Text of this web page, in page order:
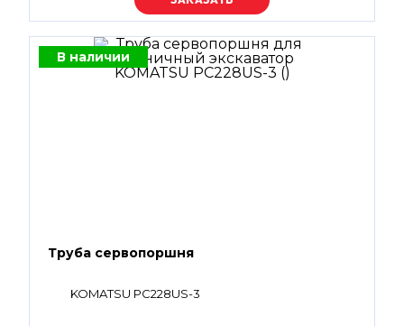
В наличии
Труба сервопоршня
KOMATSU PC228US-3